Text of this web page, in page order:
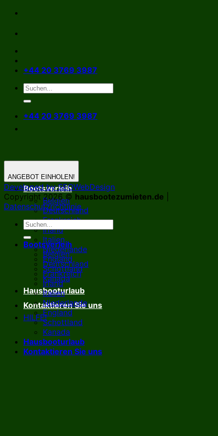
Zum
springen
+44 20 3769 3987
+44 20 3769 3987
Bootsverleih
Belgien
Deutschland
Frankreich
Irland
Italien
Niederlande
England
Schottland
Kanada
Hausbooturlaub
Kontaktieren Sie uns
HILFE!
ANGEBOT EINHOLEN!
Developed by SEOWebDesign
Copyright 2026 © hausbootezumieten.de
Datenschutzrichtlinie
Bootsverleih
Belgien
Deutschland
Frankreich
Irland
Italien
Niederlande
England
Schottland
Kanada
Hausbooturlaub
Kontaktieren Sie uns